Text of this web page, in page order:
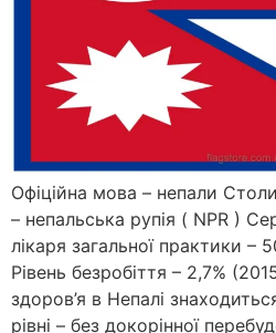
Офіційна мова – непали
– непальська рупія ( NPR )
лікаря загальної практики –
Рівень безробіття – 2,7%
здоров’я в Непалі
рівні – без докорінної